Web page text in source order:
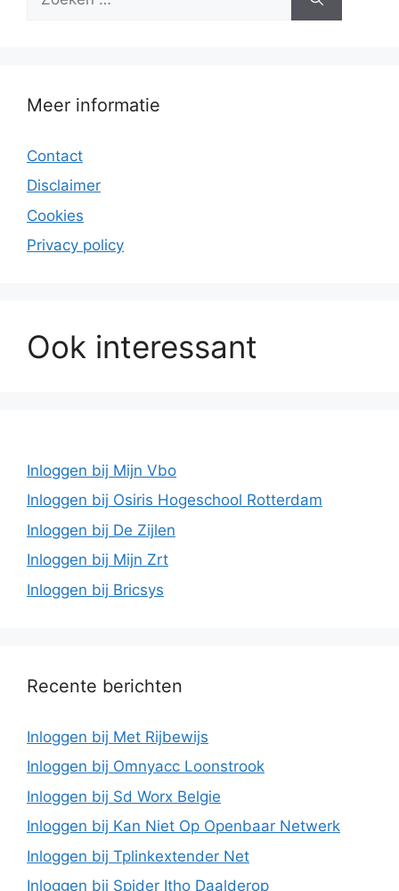
naar:
Meer informatie
Contact
Disclaimer
Cookies
Privacy policy
Ook interessant
Inloggen bij Mijn Vbo
Inloggen bij Osiris Hogeschool Rotterdam
Inloggen bij De Zijlen
Inloggen bij Mijn Zrt
Inloggen bij Bricsys
Recente berichten
Inloggen bij Met Rijbewijs
Inloggen bij Omnyacc Loonstrook
Inloggen bij Sd Worx Belgie
Inloggen bij Kan Niet Op Openbaar Netwerk
Inloggen bij Tplinkextender Net
Inloggen bij Spider Itho Daalderop